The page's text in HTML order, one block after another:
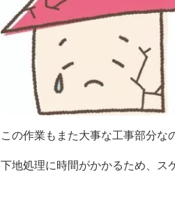
この作業もまた大事な工事部分な
下地処理に時間がかかるため、ス